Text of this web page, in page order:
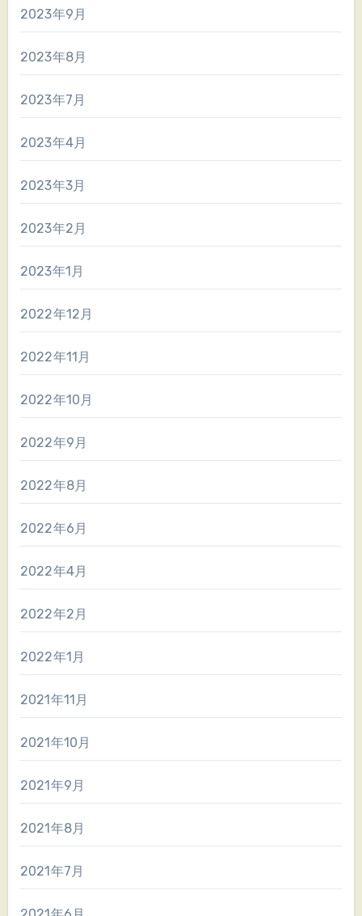
2023年9月
2023年8月
2023年7月
2023年4月
2023年3月
2023年2月
2023年1月
2022年12月
2022年11月
2022年10月
2022年9月
2022年8月
2022年6月
2022年4月
2022年2月
2022年1月
2021年11月
2021年10月
2021年9月
2021年8月
2021年7月